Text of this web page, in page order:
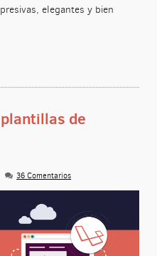
elegantes y bien
de
36 Comentarios